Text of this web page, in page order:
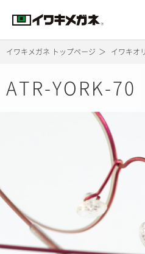
イワキメガネ トップページ イワキオ
ATR-YORK-70